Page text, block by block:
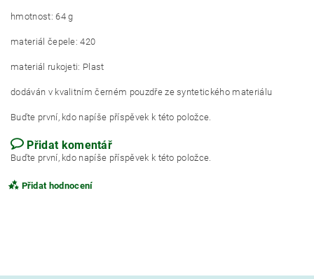
hmotnost: 64 g
materiál čepele: 420
materiál rukojeti: Plast
dodáván v kvalitním černém pouzdře ze syntetického materiálu
Buďte první, kdo napíše příspěvek k této položce.
Přidat komentář
Buďte první, kdo napíše příspěvek k této položce.
Přidat hodnocení